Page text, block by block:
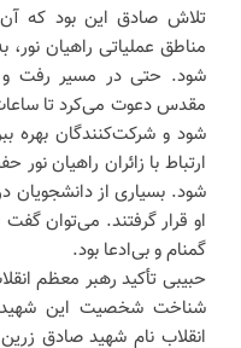
تلاش صادق این بود که
مناطق عملیاتی راهیان
شود. حتی در مسیر رفت و
مقدس دعوت می‌کرد تا ساعات
شود و شرکت‌کنندگان بهره
ارتباط با زائران راهیان
شود. بسیاری از دانشجویان
او قرار گرفتند. می‌توان
گمنام و بی‌ادعا بود.
حبیبی تأکید رهبر معظم
شناخت شخصیت این
انقلاب نام شهید صادق زرین